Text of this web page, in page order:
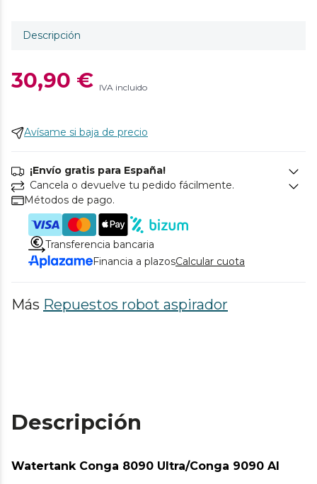
Descripción
30,90 € IVA incluido
Avísame si baja de precio
¡Envío gratis para España!
Cancela o devuelve tu pedido fácilmente.
Métodos de pago.
Transferencia bancaria
Financia a plazosCalcular cuota
Más Repuestos robot aspirador
Descripción
Watertank Conga 8090 Ultra/Conga 9090 AI